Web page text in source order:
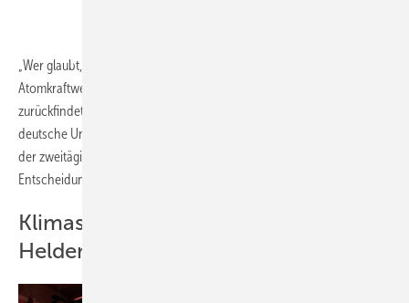
„Wer glaubt, dass Deutschland mit einer Renaissance von
Atomkraftwerken, Verbrennerautos oder Ölheizungen zu alter Stärke
zurückfindet, der verschließt die Augen vor der Realität, der sich
deutsche Unternehmen längst tagtäglich stellen“, so Fest zu Beginn
der zweitägigen Veranstaltung. „Wir brauchen faktenbasierte
Entscheidungen, die Orientierung bieten.“
Klimaschutz positiv besetzen: Neue
Helden braucht das Land